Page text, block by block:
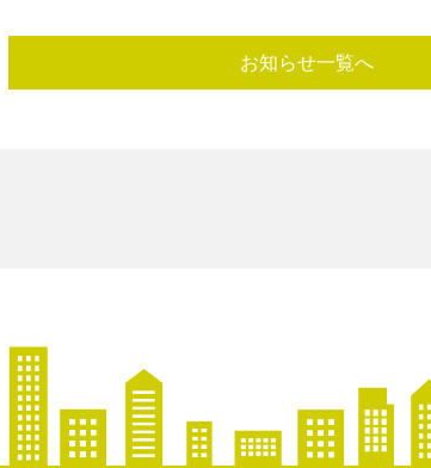
お知らせ一覧へ